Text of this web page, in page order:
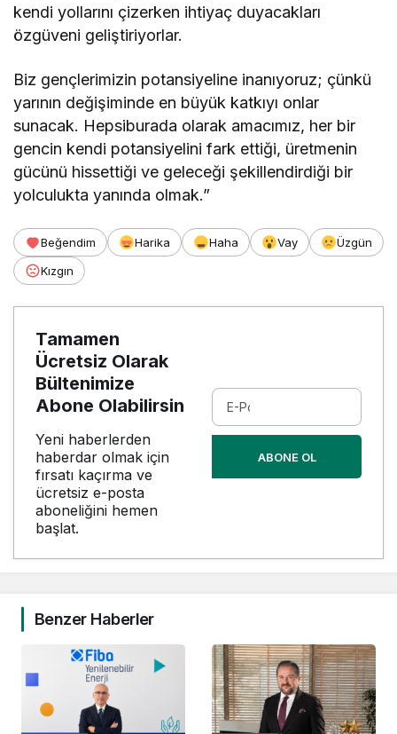
kendi yollarını çizerken ihtiyaç duyacakları
özgüveni geliştiriyorlar.
Biz gençlerimizin potansiyeline inanıyoruz; çünkü
yarının değişiminde en büyük katkıyı onlar
sunacak. Hepsiburada olarak amacımız, her bir
gencin kendi potansiyelini fark ettiği, üretmenin
gücünü hissettiği ve geleceği şekillendirdiği bir
yolculukta yanında olmak.”
Beğendim Harika Haha Vay
Üzgün
Kızgın
Tamamen
Ücretsiz Olarak
Bültenimize
Abone Olabilirsin
Yeni haberlerden
haberdar olmak için
fırsatı kaçırma ve
ücretsiz e-posta
aboneliğini hemen
başlat.
ABONE OL
Benzer Haberler